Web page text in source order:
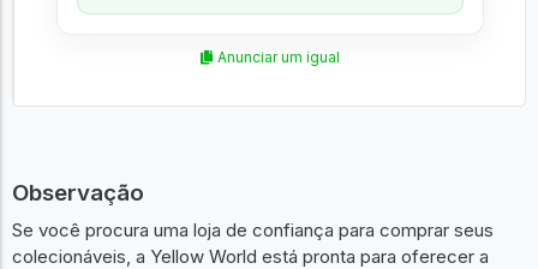
Anunciar um igual
Observação
Se você procura uma loja de confiança para comprar seus
colecionáveis, a Yellow World está pronta para oferecer a